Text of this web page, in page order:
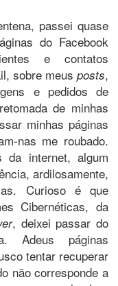
passei quase
do Facebook
e contatos
sobre meus posts,
e pedidos de
de minhas
minhas páginas
nas me roubado.
da internet, algum
ardilosamente,
Curioso é que
Cibernéticas, da
, deixei passar do
Adeus páginas
tentar recuperar
não corresponde a